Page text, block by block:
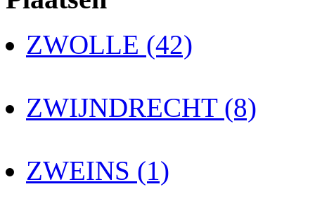
ZWOLLE (42)
ZWIJNDRECHT (8)
ZWEINS (1)